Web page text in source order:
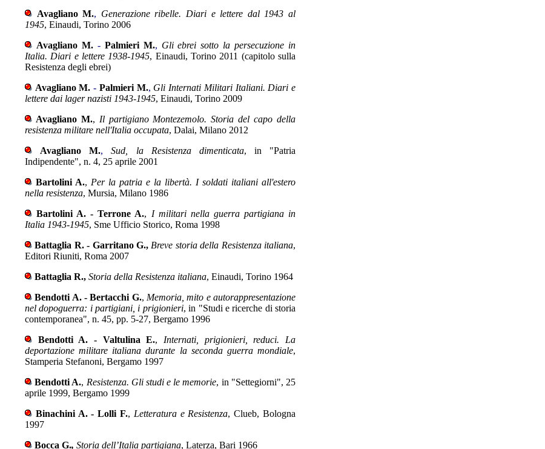
Avagliano M., Generazione ribelle. Diari e lettere dal 1943 al
1945, Einaudi, Torino 2006
Avagliano M.- Palmieri M., Gli ebrei sotto la persecuzione in
Italia. Diari e lettere 1938-1945, Einaudi, Torino 2011 (capitolo sulla
Resistenza degli ebrei)
Avagliano M. - Palmieri M., Gli Internati Militari Italiani. Diari e
lettere dai lager nazisti 1943-1945, Einaudi, Torino 2009
Avagliano M., Il partigiano Montezemolo. Storia del capo della
resistenza militare nell'Italia occupata, Dalai, Milano 2012
Avagliano M.,Sud, la Resistenza dimenticata, in "Patria
Indipendente", n. 4, 25 aprile 2001
Bartolini A., Per la patria e la libertà. I soldati italiani all'estero
nella resistenza, Mursia, Milano 1986
Bartolini A. - Terrone A., I militari nella guerra partigiana in
Italia 1943-1945, Sme Ufficio Storico, Roma 1998
Battaglia R. - Garritano G., Breve storia della Resistenza italiana,
Editori Riuniti, Roma 2007
Battaglia R., Storia della Resistenza italiana, Einaudi, Torino 1964
Bendotti A. - Bertacchi G., Memoria, mito e autorappresentazione
nel dopoguerra: i partigiani, i prigionieri, in "Studi e ricerche di storia
contemporanea", n. 45, pp. 5-27, Bergamo 1996
Bendotti A. - Valtulina E., Internati, prigionieri, reduci. La
deportazione militare italiana durante la seconda guerra mondiale,
Stamperia Stefanoni, Bergamo 1997
Bendotti A., Resistenza. Gli studi e le memorie, in "Settegiorni", 25
aprile 1999, Bergamo 1999
Binachini A. - Lolli F., Letteratura e Resistenza, Clueb, Bologna
1997
Bocca G., Storia dell’Italia partigiana, Laterza, Bari 1966